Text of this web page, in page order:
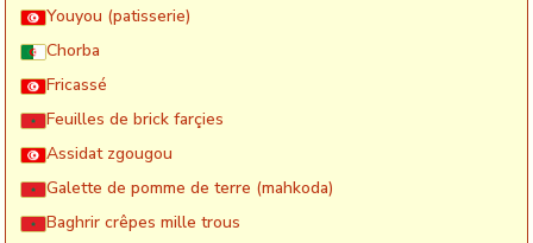
Youyou (patisserie)
Chorba
Fricassé
Feuilles de brick farçies
Assidat zgougou
Galette de pomme de terre (mahkoda)
Baghrir crêpes mille trous